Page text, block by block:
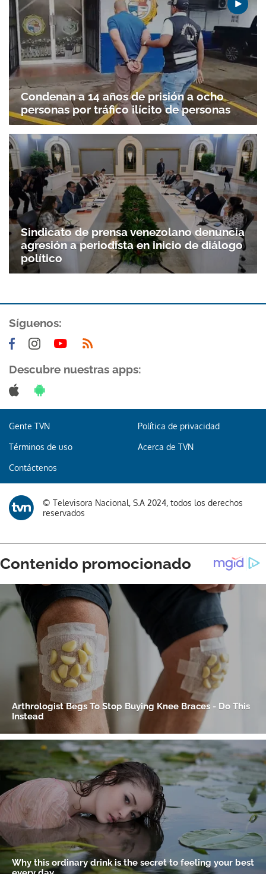
Gracias por suscribirte a nuestro boletín.
Condenan a 14 años de prisión a ocho
personas por tráfico ilícito de personas
Sindicato de prensa venezolano denuncia
agresión a periodista en inicio de diálogo
político
Síguenos:
Descubre nuestras apps:
Gente TVN Política de privacidad
Términos de uso Acerca de TVN
Contáctenos
© Televisora Nacional, S.A 2024, todos los derechos
reservados